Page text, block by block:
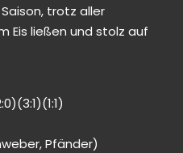
trotz aller
Eis ließen und stolz auf
Pfänder)